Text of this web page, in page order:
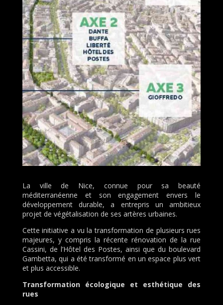
La ville de Nice, connue pour sa beauté
méditerranéenne et son engagement envers le
développement durable, a entrepris un ambitieux
projet de végétalisation de ses artères urbaines.
Cette initiative a vu la transformation de plusieurs rues
majeures, y compris la récente rénovation de la rue
Cassini, de l’Hôtel des Postes, ainsi que du boulevard
Gambetta, qui a été transformé en un espace plus vert
et plus accessible.
Transformation écologique et esthétique des
rues